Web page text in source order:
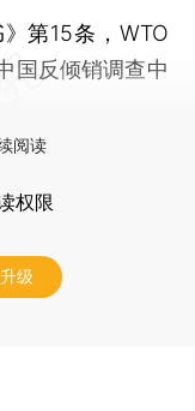
第15条，WTO
国反倾销调查中
阅读
权限
级